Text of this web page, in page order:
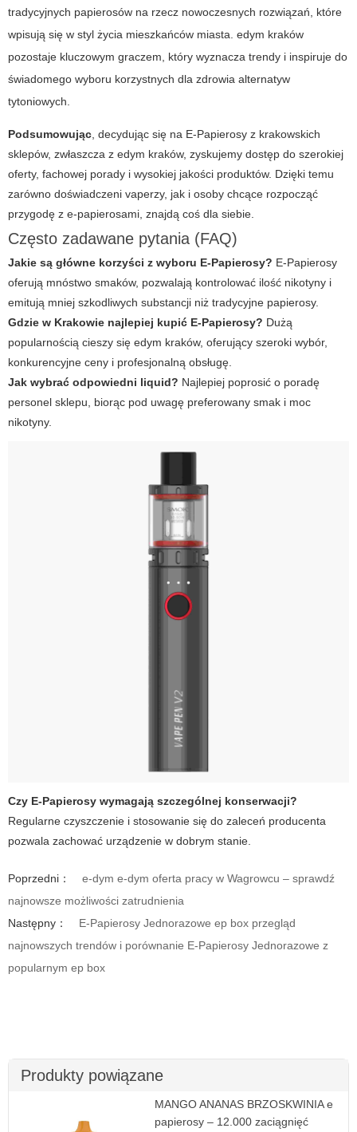
tradycyjnych papierosów na rzecz nowoczesnych rozwiązań, które
wpisują się w styl życia mieszkańców miasta. edym kraków
pozostaje kluczowym graczem, który wyznacza trendy i inspiruje do
świadomego wyboru korzystnych dla zdrowia alternatyw
tytoniowych.
Podsumowując, decydując się na E-Papierosy z krakowskich
sklepów, zwłaszcza z edym kraków, zyskujemy dostęp do szerokiej
oferty, fachowej porady i wysokiej jakości produktów. Dzięki temu
zarówno doświadczeni vaperzy, jak i osoby chcące rozpocząć
przygodę z e-papierosami, znajdą coś dla siebie.
Często zadawane pytania (FAQ)
Jakie są główne korzyści z wyboru E-Papierosy? E-Papierosy
oferują mnóstwo smaków, pozwalają kontrolować ilość nikotyny i
emitują mniej szkodliwych substancji niż tradycyjne papierosy.
Gdzie w Krakowie najlepiej kupić E-Papierosy? Dużą
popularnością cieszy się edym kraków, oferujący szeroki wybór,
konkurencyjne ceny i profesjonalną obsługę.
Jak wybrać odpowiedni liquid? Najlepiej poprosić o poradę
personel sklepu, biorąc pod uwagę preferowany smak i moc
nikotyny.
Czy E-Papierosy wymagają szczególnej konserwacji?
Regularne czyszczenie i stosowanie się do zaleceń producenta
pozwala zachować urządzenie w dobrym stanie.
Poprzedni：
e-dym e-dym oferta pracy w Wagrowcu – sprawdź
najnowsze możliwości zatrudnienia
Następny：
E-Papierosy Jednorazowe ep box przegląd
najnowszych trendów i porównanie E-Papierosy Jednorazowe z
popularnym ep box
Produkty powiązane
MANGO ANANAS BRZOSKWINIA e
papierosy – 12.000 zaciągnięć